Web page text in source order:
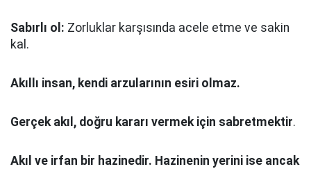
Sabırlı ol: Zorluklar karşısında acele etme ve sakin
kal.
Akıllı insan, kendi arzularının esiri olmaz.
Gerçek akıl, doğru kararı vermek için sabretmektir.
Akıl ve irfan bir hazinedir. Hazinenin yerini ise ancak